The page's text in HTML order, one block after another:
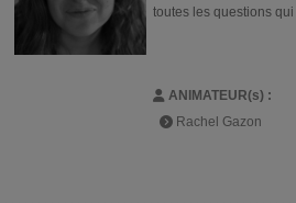
toutes les questions
ANIMATEUR(s) :
Rachel Gazon